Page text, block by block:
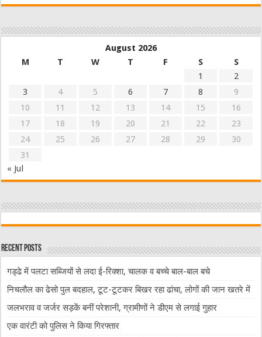
August 2026
M
T W T F S
S
1
2
3
4 5 6 7 8
9
10
11 12 13 14 15
16
17
18 19 20 21 22
23
24
25 26 27 28 29
30
31
« Jul
Recent Posts
गड्ढे में पलटा सब्जियों से लदा ई-रिक्शा, चालक व बच्चे बाल-बाल बचे
निचलौल का ढेसो पुल बदहाल, टूट-टूटकर बिखर रहा ढांचा, लोगों की जान खतरे में
जलभराव व जर्जर सड़कें बनीं परेशानी, ग्रामीणों ने डीएम से लगाई गुहार
एक वारंटी को पुलिस ने किया गिरफ्तार